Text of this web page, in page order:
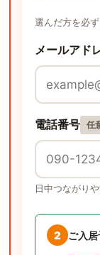
選んだ方を必
メールアド
電話番号 任
日中つながり
2 ご入